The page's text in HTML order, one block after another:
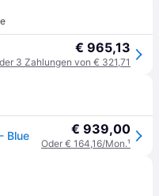
€ 965,13
3 Zahlungen von € 321,71
Blue € 939,00
Oder € 164,16/Mon.¹